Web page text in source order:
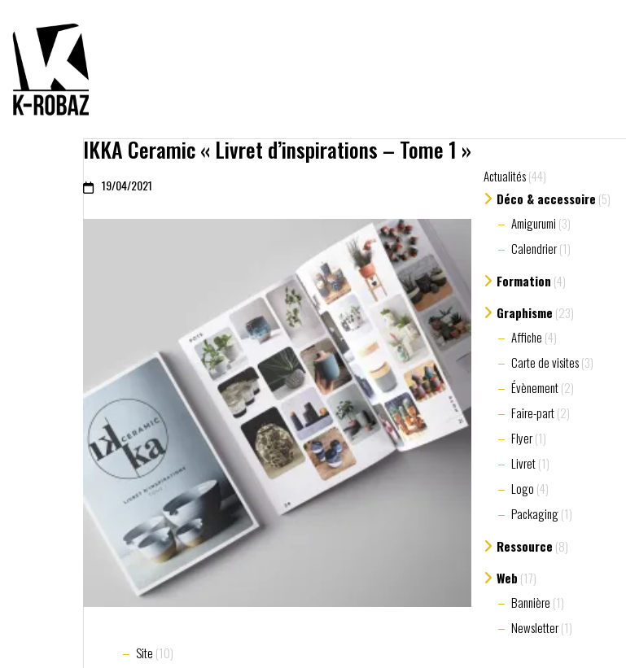
IKKA Ceramic « Livret d’inspirations – Tome 1 »
19/04/2021
Actualités(44)
Déco & accessoire (5)
Amigurumi (3)
Calendrier(1)
Formation (4)
Graphisme (23)
Affiche (4)
Carte de visites(3)
Évènement(2)
Faire-part(2)
Flyer(1)
Livret(1)
Logo (4)
Packaging(1)
Ressource (8)
Web (17)
Bannière (1)
Newsletter(1)
Site (10)